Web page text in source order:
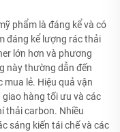
phẩm là đáng kể và có
đáng kể lượng rác thải
lớn hơn và phương
này thường dẫn đến
mua lẻ. Hiệu quả vận
hàng tối ưu và các
thải carbon. Nhiều
sáng kiến tái chế và các